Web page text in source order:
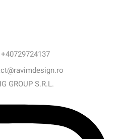
GROUP S.R.L.